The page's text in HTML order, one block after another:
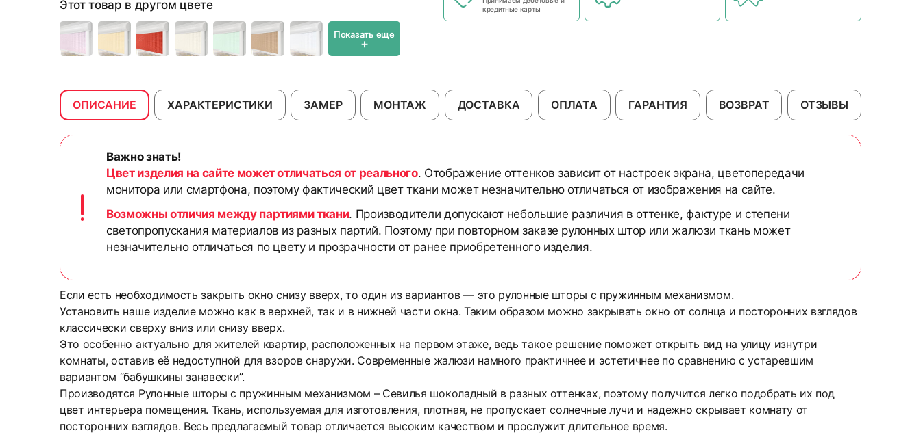
Этот товар в другом цвете
Показать еще
+
кредитные карты
ОПИСАНИЕ ХАРАКТЕРИСТИКИ ЗАМЕР МОНТАЖ ДОСТАВКА ОПЛАТА ГАРАНТИЯ ВОЗВРАТ ОТЗЫВЫ
Важно знать!
Цвет изделия на сайте может отличаться от реального. Отображение оттенков зависит от настроек экрана, цветопередачи
монитора или смартфона, поэтому фактический цвет ткани может незначительно отличаться от изображения на сайте.
Возможны отличия между партиями ткани. Производители допускают небольшие различия в оттенке, фактуре и степени
светопропускания материалов из разных партий. Поэтому при повторном заказе рулонных штор или жалюзи ткань может
незначительно отличаться по цвету и прозрачности от ранее приобретенного изделия.
Если есть необходимость закрыть окно снизу вверх, то один из вариантов — это рулонные шторы с пружинным механизмом.
Установить наше изделие можно как в верхней, так и в нижней части окна. Таким образом можно закрывать окно от солнца и посторонних взглядов
классически сверху вниз или снизу вверх.
Это особенно актуально для жителей квартир, расположенных на первом этаже, ведь такое решение поможет открыть вид на улицу изнутри
комнаты, оставив её недоступной для взоров снаружи. Современные жалюзи намного практичнее и эстетичнее по сравнению с устаревшим
вариантом “бабушкины занавески”.
Производятся Рулонные шторы с пружинным механизмом – Севилья шоколадный в разных оттенках, поэтому получится легко подобрать их под
цвет интерьера помещения. Ткань, используемая для изготовления, плотная, не пропускает солнечные лучи и надежно скрывает комнату от
посторонних взглядов. Весь предлагаемый товар отличается высоким качеством и прослужит длительное время.